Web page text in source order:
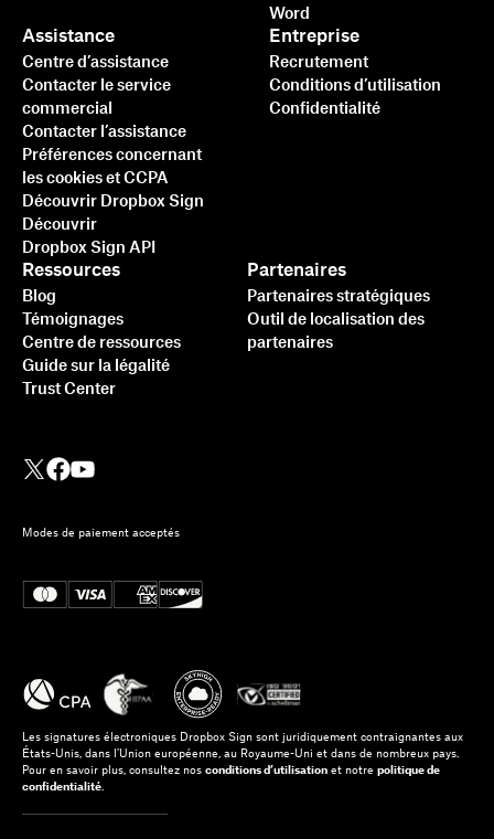
Word
Assistance
Centre d’assistance
Contacter le service
commercial
Contacter l’assistance
Préférences concernant
les cookies et CCPA
Découvrir Dropbox Sign
Découvrir
Dropbox Sign API
Ressources
Blog
Témoignages
Centre de ressources
Guide sur la légalité
Trust Center
Partenaires
Partenaires stratégiques
Outil de localisation des
partenaires
Entreprise
Recrutement
Conditions d’utilisation
Confidentialité
Modes de paiement acceptés
Les signatures électroniques Dropbox Sign sont juridiquement contraignantes aux
États-Unis, dans l’Union européenne, au Royaume-Uni et dans de nombreux pays.
Pour en savoir plus, consultez nos conditions d’utilisation et notre politique de
confidentialité.